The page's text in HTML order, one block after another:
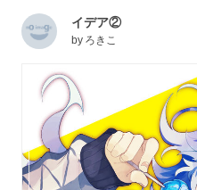
イデア②
by ろきこ